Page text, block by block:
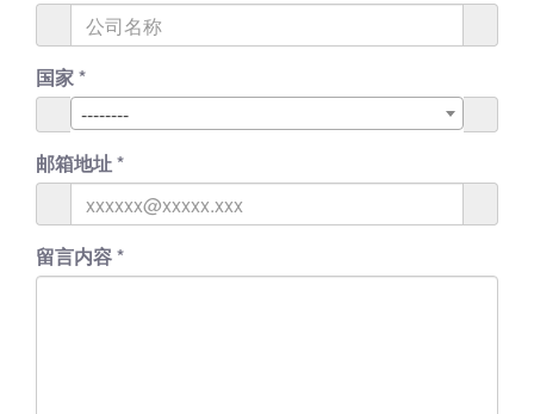
国家*
--------
邮箱地址*
留言内容*